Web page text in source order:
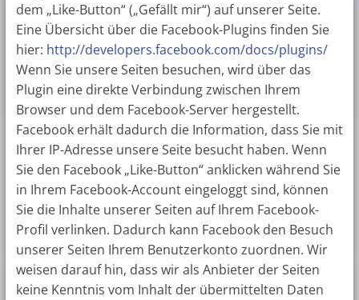
dem „Like-Button“ („Gefällt mir“) auf unserer Seite.
Eine Übersicht über die Facebook-Plugins finden Sie
hier: http://developers.facebook.com/docs/plugins/
Wenn Sie unsere Seiten besuchen, wird über das
Plugin eine direkte Verbindung zwischen Ihrem
Browser und dem Facebook-Server hergestellt.
Facebook erhält dadurch die Information, dass Sie mit
Ihrer IP-Adresse unsere Seite besucht haben. Wenn
Sie den Facebook „Like-Button“ anklicken während Sie
in Ihrem Facebook-Account eingeloggt sind, können
Sie die Inhalte unserer Seiten auf Ihrem Facebook-
Profil verlinken. Dadurch kann Facebook den Besuch
unserer Seiten Ihrem Benutzerkonto zuordnen. Wir
weisen darauf hin, dass wir als Anbieter der Seiten
keine Kenntnis vom Inhalt der übermittelten Daten